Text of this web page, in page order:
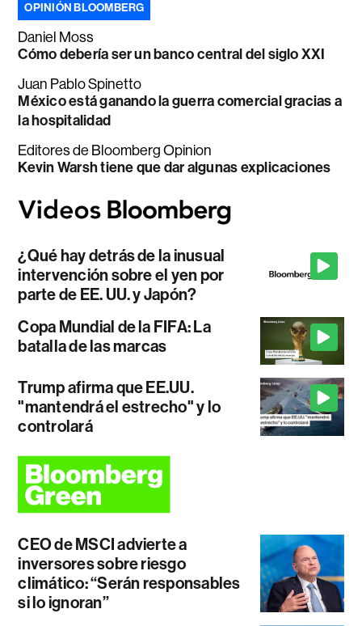
OPINIÓN BLOOMBERG
Daniel Moss
Cómo debería ser un banco central del siglo XXI
Juan Pablo Spinetto
México está ganando la guerra comercial gracias a
la hospitalidad
Editores de Bloomberg Opinion
Kevin Warsh tiene que dar algunas explicaciones
¿Qué hay detrás de la inusual
intervención sobre el yen por
parte de EE. UU. y Japón?
Copa Mundial de la FIFA: La
batalla de las marcas
Trump afirma que EE.UU.
"mantendrá el estrecho" y lo
controlará
CEO de MSCI advierte a
inversores sobre riesgo
climático: “Serán responsables
si lo ignoran”